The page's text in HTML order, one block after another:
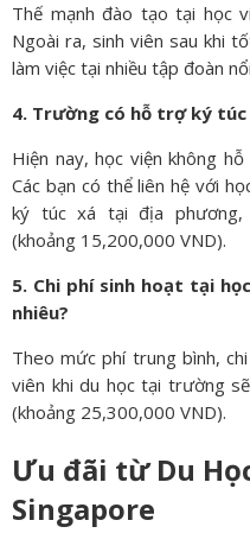
Thế mạnh đào tạo tại học
Ngoài ra, sinh viên sau khi
làm việc tại nhiều tập đoàn
4. Trường có hỗ trợ ký túc
Hiện nay, học viện không
Các bạn có thể liên hệ với
ký túc xá tại địa
(khoảng 15,200,000 VND).
5. Chi phí sinh hoạt tại
nhiêu?
Theo mức phí trung bình,
viên khi du học tại trường
(khoảng 25,300,000 VND).
Ưu đãi từ Du
Singapore